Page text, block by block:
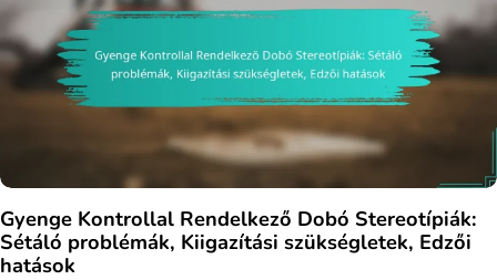
Gyenge Kontrollal Rendelkező Dobó Stereotípiák:
Sétáló problémák, Kiigazítási szükségletek, Edzői
hatások